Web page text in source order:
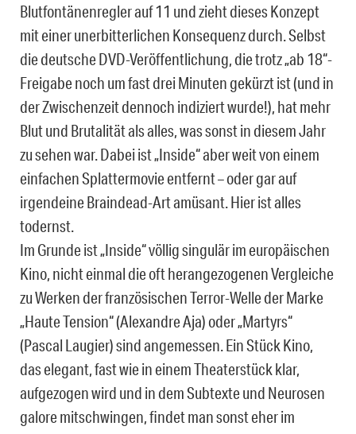
Blutfontänenregler auf 11 und zieht dieses Konzept
mit einer unerbitterlichen Konsequenz durch. Selbst
die deutsche DVD-Veröffentlichung, die trotz „ab 18“-
Freigabe noch um fast drei Minuten gekürzt ist (und in
der Zwischenzeit dennoch indiziert wurde!), hat mehr
Blut und Brutalität als alles, was sonst in diesem Jahr
zu sehen war. Dabei ist „Inside“ aber weit von einem
einfachen Splattermovie entfernt – oder gar auf
irgendeine Braindead-Art amüsant. Hier ist alles
todernst.
Im Grunde ist „Inside“ völlig singulär im europäischen
Kino, nicht einmal die oft herangezogenen Vergleiche
zu Werken der französischen Terror-Welle der Marke
„Haute Tension“ (Alexandre Aja) oder „Martyrs“
(Pascal Laugier) sind angemessen. Ein Stück Kino,
das elegant, fast wie in einem Theaterstück klar,
aufgezogen wird und in dem Subtexte und Neurosen
galore mitschwingen, findet man sonst eher im